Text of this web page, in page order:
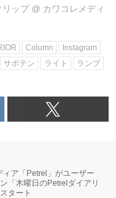
なっちゃいそうな「カクタ
がシェアした投
6月 4 1:06午前 PDT
ラエルの「ポップアップ・ラ
Chen Bikovskiさんは、小さ
から飛び出す絵本が大好きだ
だそう♡
て、飛び出す絵本を開いたと
きや興奮を再現したくて、
明を思いついたのだとか。
リップ @ カワコレメディ
Column
Instagram
サボテン ライト
ランプ
ィア「Petrel」がユーザー
「木曜日のPetrelダイアリ
タート